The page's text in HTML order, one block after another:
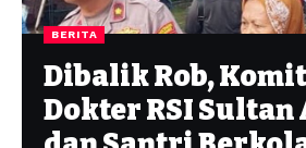
BERITA
Dibalik Rob,
Dokter RSI Sultan